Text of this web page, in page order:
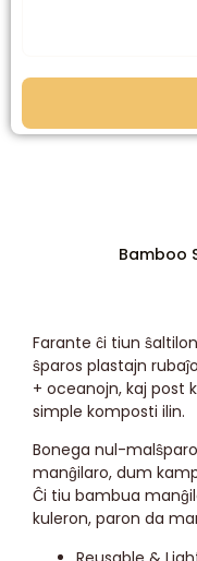
Bamboo
Farante ĉi tiun
ŝparos plastajn
+ oceanojn, kaj post
simple komposti ilin.
Bonega nul-
manĝilaro, dum
Ĉi tiu bambua
kuleron, paron da